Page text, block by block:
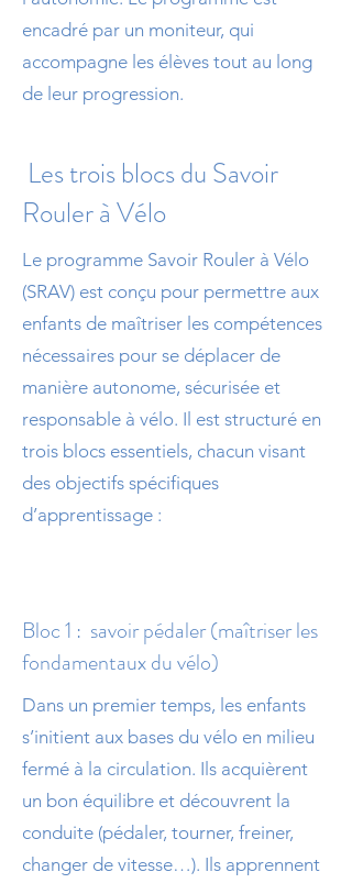
encadré par un moniteur, qui
accompagne les élèves tout au long
de leur progression.
Les trois blocs du Savoir
Rouler à Vélo
Le programme Savoir Rouler à Vélo
(SRAV) est conçu pour permettre aux
enfants de maîtriser les compétences
nécessaires pour se déplacer de
manière autonome, sécurisée et
responsable à vélo. Il est structuré en
trois blocs essentiels, chacun visant
des objectifs spécifiques
d’apprentissage :
Bloc 1 : savoir pédaler (maîtriser les
fondamentaux du vélo)
Dans un premier temps, les enfants
s’initient aux bases du vélo en milieu
fermé à la circulation. Ils acquièrent
un bon équilibre et découvrent la
conduite (pédaler, tourner, freiner,
changer de vitesse…). Ils apprennent